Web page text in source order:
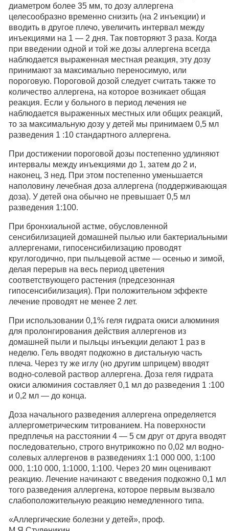
диаметром более 35 мм, то дозу аллергена
целесообразно временно снизить (на 2 инъекции) и
вводить в другое плечо, увеличить интервал между
инъекциями на 1 — 2 дня. Так повторяют 3 раза. Когда
при введении одной и той же дозы аллергена всегда
наблюдается выраженная местная реакция, эту дозу
принимают за максимально переносимую, или
пороговую. Пороговой дозой следует считать также то
количество аллергена, на которое возникает общая
реакция. Если у больного в период лечения не
наблюдается выраженных местных или общих реакций,
то за максимальную дозу у детей мы принимаем 0,5 мл
разведения 1 :10 стандартного аллергена.
При достижении пороговой дозы постепенно удлиняют
интервалы между инъекциями до 1, затем до 2 и,
наконец, 3 нед. При этом постепенно уменьшается
наполовину лечебная доза аллергена (поддерживающая
доза). У детей она обычно не превышает 0,5 мл
разведения 1:100.
При бронхиальной астме, обусловленной
сенсибилизацией домашней пылью или бактериальными
аллергенами, гипосенсибилизацию проводят
круглогодично, при пыльцевой астме — осенью и зимой,
делая перерыв на весь период цветения
соответствующего растения (предсезонная
гипосенсибилизация). При положительном эффекте
лечение проводят не менее 2 лет.
При использовании 0,1% геля гидрата окиси алюминия
для пролонгирования действия аллергенов из
домашней пыли и пыльцы инъекции делают 1 раз в
неделю. Гель вводят подкожно в дистальную часть
плеча. Через ту же иглу (но другим шприцем) вводят
водно-солевой раствор аллергена. Доза геля гидрата
окиси алюминия составляет 0,1 мл до разведения 1 :100
и 0,2 мл — до конца.
Доза начального разведения аллергена определяется
аллергометрическим титрованием. На поверхности
предплечья на расстоянии 4 — 5 см друг от друга вводят
последовательно, строго внутрикожно по 0,02 мл водно-
солевых аллергенов в разведениях 1:1 000 000, 1:100
000, 1:10 000, 1:1000, 1:100. Через 20 мин оценивают
реакцию. Лечение начинают с введения подкожно 0,1 мл
того разведения аллергена, которое первым вызвало
слабоположительную реакцию немедленного типа.
«Аллергические болезни у детей», проф.